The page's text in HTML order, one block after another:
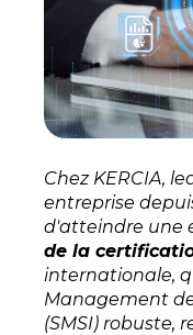
Chez KERCIA,
entreprise
d'atteindre une
de la
internationale,
Management
(SMSI) robuste,